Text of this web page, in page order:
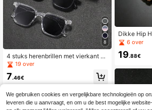
8
4 stuks herenbrillen met vierkant m
ontuur en grijze glazen, gepersonali
seerd en modieus, geschikt voor da
gelijks autorijden, straatfotografie, s
trandvakanties, buitenactiviteiten e
n reizen.
19 over
7.46€
Dikke Hip
alen 18K
ng,
wen
6 over
19.88€
We gebruiken cookies en vergelijkbare technologieën op
leveren die u aanvraagt, en om u de best mogelijke